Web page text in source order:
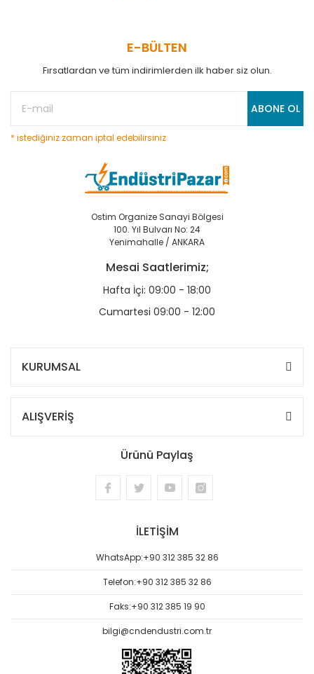
E-BÜLTEN
Fırsatlardan ve tüm indirimlerden ilk haber siz olun.
ABONE OL
* istediğiniz zaman iptal edebilirsiniz
Ostim Organize Sanayi Bölgesi
100. Yıl Bulvarı No: 24
Yenimahalle / ANKARA
Mesai Saatlerimiz;
Hafta İçi: 09:00 - 18:00
Cumartesi 09:00 - 12:00
KURUMSAL
ALIŞVERİŞ
Ürünü Paylaş
İLETİŞİM
WhatsApp:+90 312 385 32 86
Telefon:+90 312 385 32 86
Faks:+90 312 385 19 90
bilgi@cndendustri.com.tr